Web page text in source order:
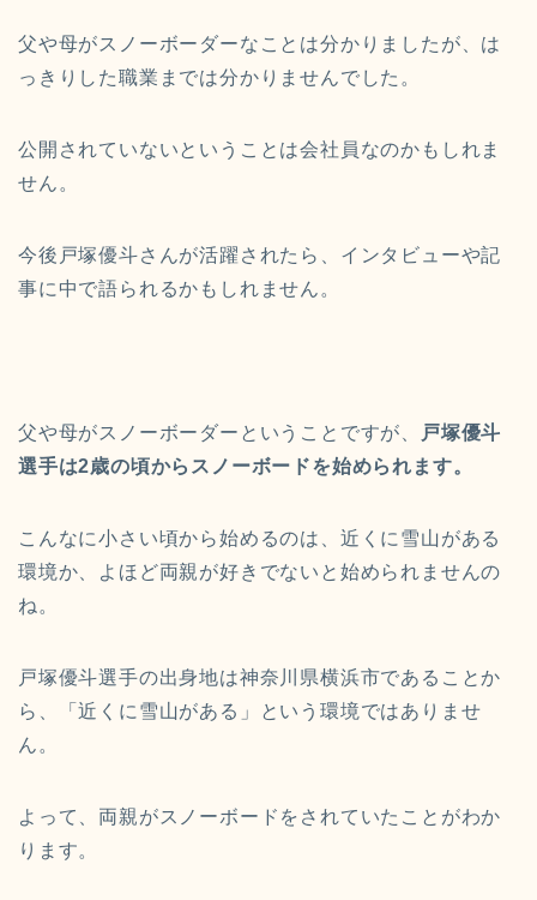
父や母がスノーボーダーなことは分かりましたが、は
っきりした職業までは分かりませんでした。
公開されていないということは会社員なのかもしれま
せん。
今後戸塚優斗さんが活躍されたら、インタビューや記
事に中で語られるかもしれません。
父や母がスノーボーダーということですが、
戸塚優斗
選手は2歳の頃からスノーボードを始められます。
こんなに小さい頃から始めるのは、近くに雪山がある
環境か、よほど両親が好きでないと始められませんの
ね。
戸塚優斗選手の出身地は神奈川県横浜市であることか
ら、「近くに雪山がある」という環境ではありませ
ん。
よって、両親がスノーボードをされていたことがわか
ります。